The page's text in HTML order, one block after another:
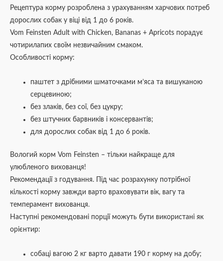
Рецептура корму розроблена з урахуванням харчових потреб
дорослих собак у віці від 1 до 6 років.
Vom Feinsten Adult with Chicken, Bananas + Apricots порадує
чотирилапих своїм незвичайним смаком.
Особливості корму:
паштет з дрібними шматочками м’яса та вишуканою
серцевиною;
без злаків, без сої, без цукру;
без штучних барвників і консервантів;
для дорослих собак від 1 до 6 років.
Вологий корм Vom Feinsten – тільки найкраще для
улюбленого вихованця!
Рекомендації з годування. Під час розрахунку потрібної
кількості корму завжди варто враховувати вік, вагу та
темперамент вихованця.
Наступні рекомендовані порції можуть бути використані як
орієнтир:
собаці вагою 2 кг варто давати 190 г корму на добу;